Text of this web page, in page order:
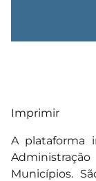
Imprimir
A plataforma
Municípios.